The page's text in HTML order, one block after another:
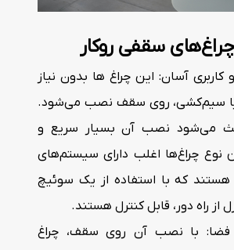
سقفی روکار
آسان: این چراغ ها بدون نیاز
یا سیم‌کشی، روی سقف نصب می‌شود.
می‌شود نصب آن بسیار سریع و
نوع چراغ‌ها اغلب دارای سیستم‌های
که با استفاده از یک سوئیچ
از راه دور، قابل کنترل هستند.
فضا: با نصب آن روی سقف، چراغ